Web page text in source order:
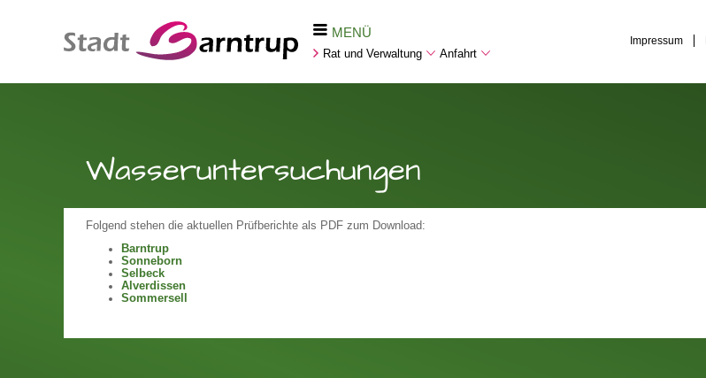
MENÜ
Rat und Verwaltung Anfahrt
Impressum
Wasseruntersuchungen
Folgend stehen die aktuellen Prüfberichte als PDF zum Download:
Barntrup
Sonneborn
Selbeck
Alverdissen
Sommersell